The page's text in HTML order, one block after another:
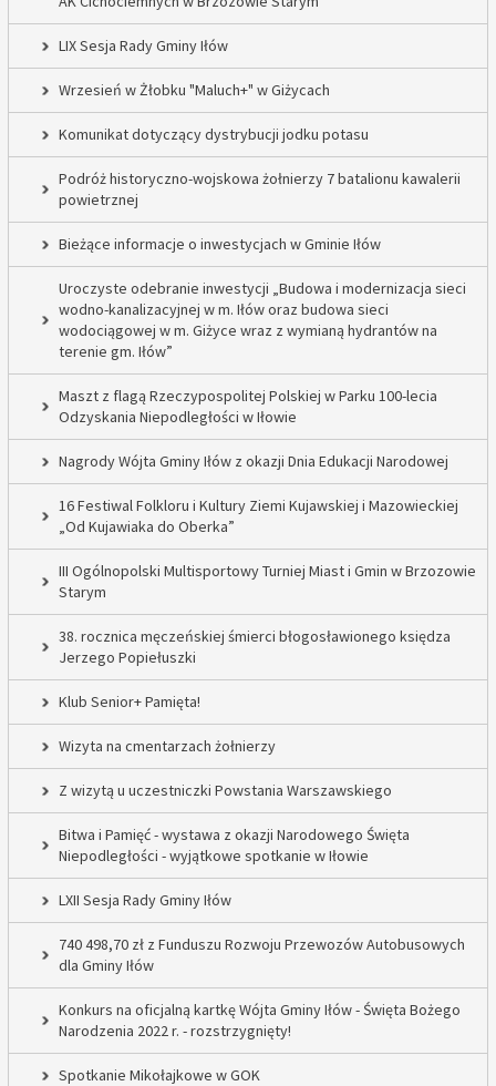
LIX Sesja Rady Gminy Iłów
Wrzesień w Żłobku "Maluch+" w Giżycach
Komunikat dotyczący dystrybucji jodku potasu
Podróż historyczno-wojskowa żołnierzy 7 batalionu kawalerii
powietrznej
Bieżące informacje o inwestycjach w Gminie Iłów
Uroczyste odebranie inwestycji „Budowa i modernizacja sieci
wodno-kanalizacyjnej w m. Iłów oraz budowa sieci
wodociągowej w m. Giżyce wraz z wymianą hydrantów na
terenie gm. Iłów”
Maszt z flagą Rzeczypospolitej Polskiej w Parku 100-lecia
Odzyskania Niepodległości w Iłowie
Nagrody Wójta Gminy Iłów z okazji Dnia Edukacji Narodowej
16 Festiwal Folkloru i Kultury Ziemi Kujawskiej i Mazowieckiej
„Od Kujawiaka do Oberka”
III Ogólnopolski Multisportowy Turniej Miast i Gmin w Brzozowie
Starym
38. rocznica męczeńskiej śmierci błogosławionego księdza
Jerzego Popiełuszki
Klub Senior+ Pamięta!
Wizyta na cmentarzach żołnierzy
Z wizytą u uczestniczki Powstania Warszawskiego
Bitwa i Pamięć - wystawa z okazji Narodowego Święta
Niepodległości - wyjątkowe spotkanie w Iłowie
LXII Sesja Rady Gminy Iłów
740 498,70 zł z Funduszu Rozwoju Przewozów Autobusowych
dla Gminy Iłów
Konkurs na oficjalną kartkę Wójta Gminy Iłów - Święta Bożego
Narodzenia 2022 r. - rozstrzygnięty!
Spotkanie Mikołajkowe w GOK